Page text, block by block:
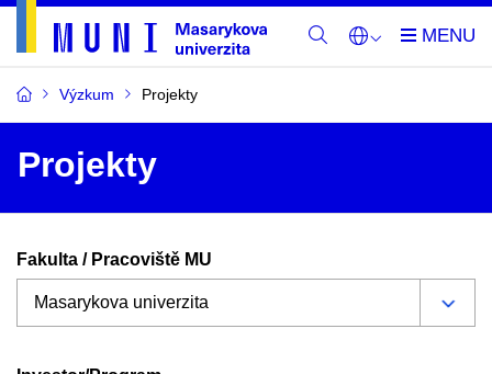
Výzkum Projekty
Projekty
Fakulta / Pracoviště MU